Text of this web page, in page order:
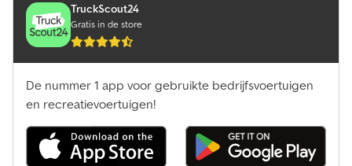
Leci Aanhangwagen (Auto)
Leci Dekzeil
Leci Laadbak Open
Leci Opleggers
TruckScout24
Gratis in de store
De nummer 1 app voor gebruikte bedrijfsvoertuigen
en recreatievoertuigen!